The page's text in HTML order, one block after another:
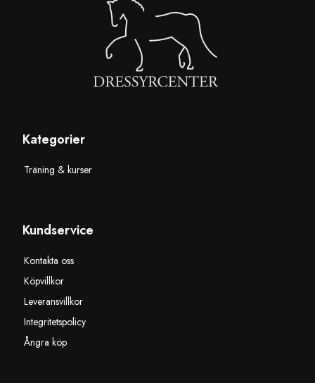
Kategorier
Träning & kurser
Kundservice
Kontakta oss
Köpvillkor
Leveransvillkor
Integritetspolicy
Ångra köp